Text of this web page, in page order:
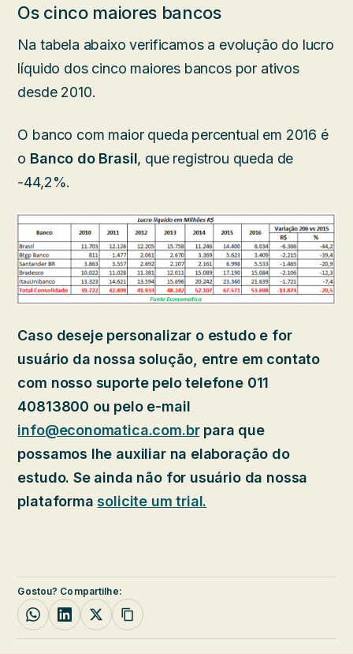
Os cinco maiores bancos
Na tabela abaixo verificamos a evolução do lucro
líquido dos cinco maiores bancos por ativos
desde 2010.
O banco com maior queda percentual em 2016 é
o Banco do Brasil, que registrou queda de
-44,2%.
Caso deseje personalizar o estudo e for
usuário da nossa solução, entre em contato
com nosso suporte pelo telefone 011
40813800 ou pelo e-mail
info@economatica.com.brpara que
possamos lhe auxiliar na elaboração do
estudo. Se ainda não for usuário da nossa
plataformasolicite um trial.
Gostou? Compartilhe: